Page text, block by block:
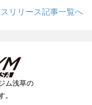
リリース記事一覧へ
ム浅草の
。